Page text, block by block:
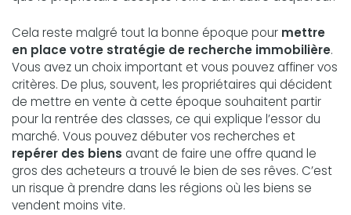
Cela reste malgré tout la bonne époque pour mettre
en place votre stratégie de recherche immobilière.
Vous avez un choix important et vous pouvez affiner vos
critères. De plus, souvent, les propriétaires qui décident
de mettre en vente à cette époque souhaitent partir
pour la rentrée des classes, ce qui explique l’essor du
marché. Vous pouvez débuter vos recherches et
repérer des biens avant de faire une offre quand le
gros des acheteurs a trouvé le bien de ses rêves. C’est
un risque à prendre dans les régions où les biens se
vendent moins vite.